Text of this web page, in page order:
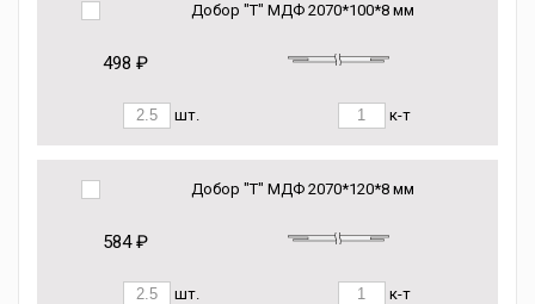
Добор "Т" МДФ 2070*100*8 мм
498 ₽
шт. к-т
Добор "Т" МДФ 2070*120*8 мм
584 ₽
шт. к-т